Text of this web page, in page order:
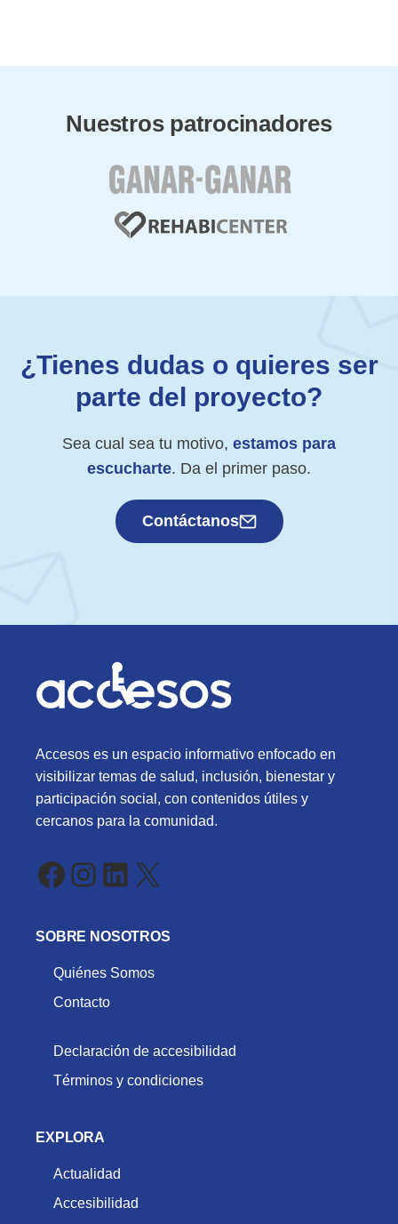
Nuestros patrocinadores
¿Tienes dudas o quieres ser
parte del proyecto?
Sea cual sea tu motivo, estamos para
escucharte. Da el primer paso.
Contáctanos
Accesos es un espacio informativo enfocado en
visibilizar temas de salud, inclusión, bienestar y
participación social, con contenidos útiles y
cercanos para la comunidad.
Facebook
Instagram
LinkedIn
X
SOBRE NOSOTROS
Quiénes Somos
Contacto
Declaración de accesibilidad
Términos y condiciones
EXPLORA
Actualidad
Accesibilidad